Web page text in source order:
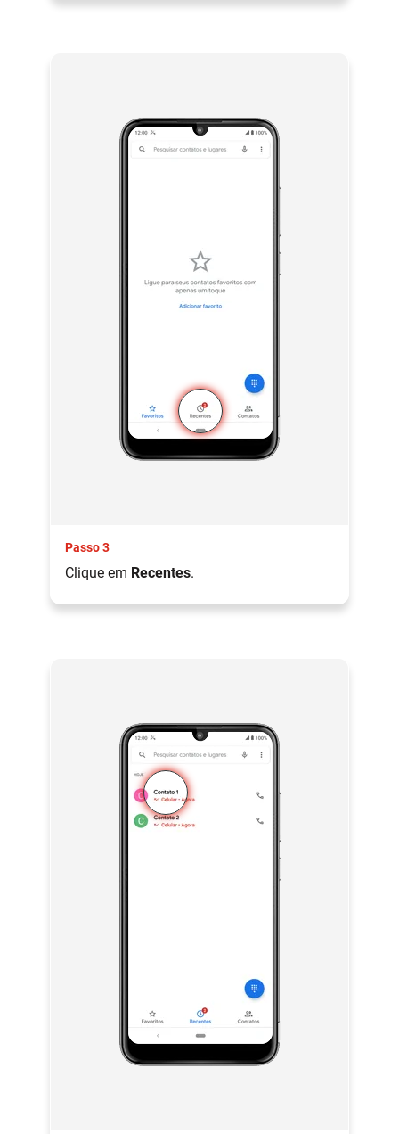
Passo 3
Clique em Recentes.